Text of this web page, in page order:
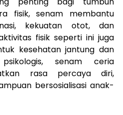
fisik, senam membantu
kekuatan otot, dan
fisik seperti ini juga
kesehatan jantung dan
senam ceria
rasa percaya diri,
bersosialisasi anak-